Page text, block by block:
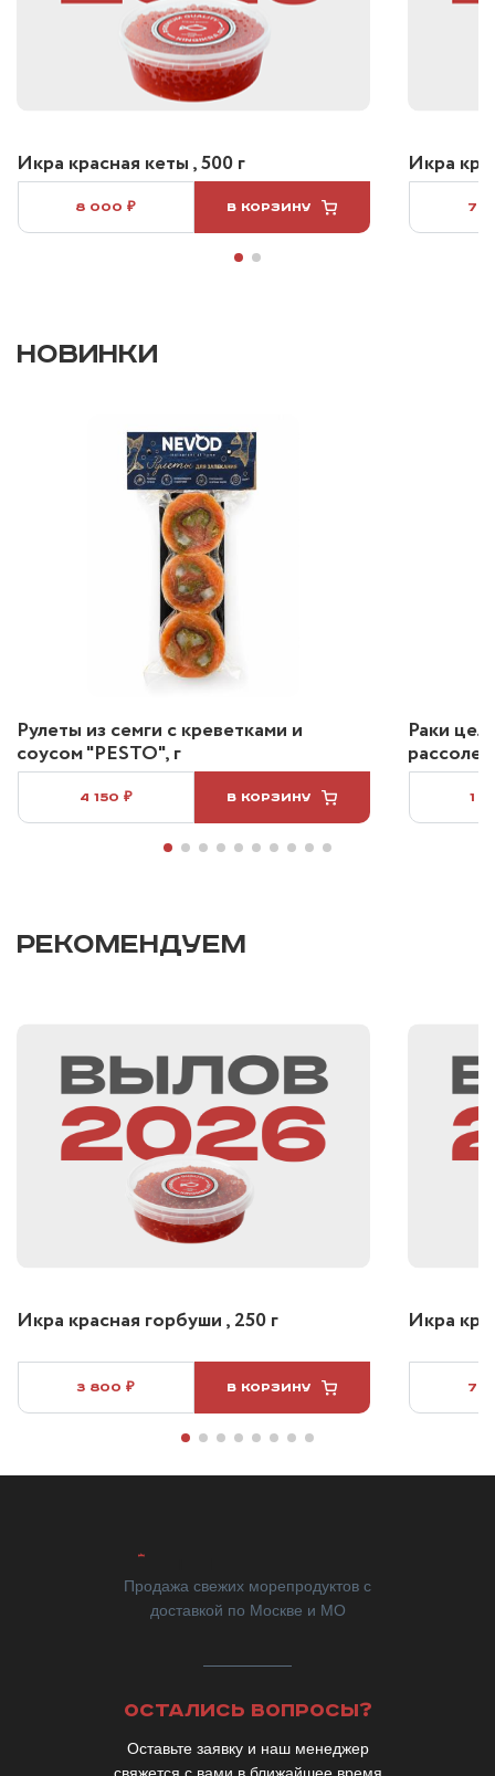
Икра красная кеты , 500 г
8 000 ₽ В КОРЗИНУ
Икра
7
НОВИНКИ
Рулеты из семги с креветками и
соусом "PESTO", г
4 150 ₽ В КОРЗИНУ
Раки
рассоле
1
РЕКОМЕНДУЕМ
Икра красная горбуши , 250 г
3 800 ₽ В КОРЗИНУ
Икра
7
Продажа свежих морепродуктов с
доставкой по Москве и МО
ОСТАЛИСЬ ВОПРОСЫ?
Оставьте заявку и наш менеджер
свяжется с вами в ближайшее время